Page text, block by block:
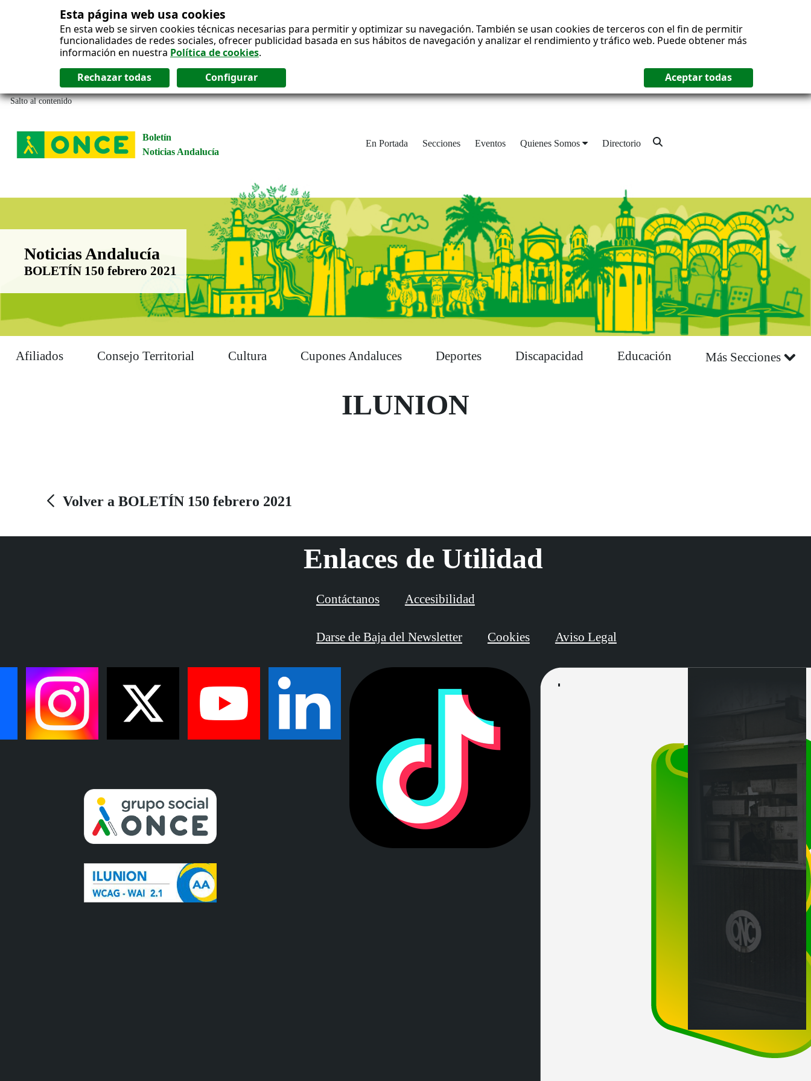
Esta página web usa cookies
En esta web se sirven cookies técnicas necesarias para permitir y optimizar su navegación. También se usan cookies de terceros con el fin de permitir
funcionalidades de redes sociales, ofrecer publicidad basada en sus hábitos de navegación y analizar el rendimiento y tráfico web. Puede obtener más
información en nuestra Política de cookies.
Salto al contenido
Boletín
Noticias Andalucía
En Portada Secciones Eventos Quienes Somos Directorio
Boletín Noticias Andalucía
Noticias Andalucía
BOLETÍN 150 febrero 2021
Afiliados Consejo Territorial Cultura Cupones Andaluces Deportes Discapacidad Educación Más Secciones
ILUNION
Volver a BOLETÍN 150 febrero 2021
Enlaces de Utilidad
Contáctanos Accesibilidad
Darse de Baja del Newsletter Cookies Aviso Legal